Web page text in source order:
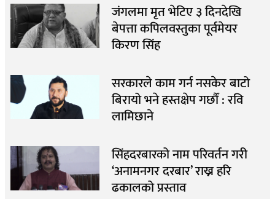
जंगलमा मृत भेटिए ३ दिनदेखि
बेपत्ता कपिलवस्तुका पूर्वमेयर
किरण सिंह
सरकारले काम गर्न नसकेर बाटो
बिरायो भने हस्तक्षेप गर्छौं : रवि
लामिछाने
सिंहदरबारको नाम परिवर्तन गरी
‘अनामनगर दरबार’ राख्न हरि
ढकालको प्रस्ताव